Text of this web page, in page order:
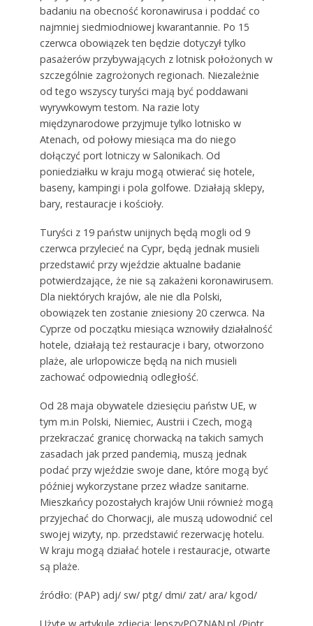
badaniu na obecność koronawirusa i poddać co
najmniej siedmiodniowej kwarantannie. Po 15
czerwca obowiązek ten będzie dotyczył tylko
pasażerów przybywających z lotnisk położonych w
szczególnie zagrożonych regionach. Niezależnie
od tego wszyscy turyści mają być poddawani
wyrywkowym testom. Na razie loty
międzynarodowe przyjmuje tylko lotnisko w
Atenach, od połowy miesiąca ma do niego
dołączyć port lotniczy w Salonikach. Od
poniedziałku w kraju mogą otwierać się hotele,
baseny, kampingi i pola golfowe. Działają sklepy,
bary, restauracje i kościoły.
Turyści z 19 państw unijnych będą mogli od 9
czerwca przylecieć na Cypr, będą jednak musieli
przedstawić przy wjeździe aktualne badanie
potwierdzające, że nie są zakażeni koronawirusem.
Dla niektórych krajów, ale nie dla Polski,
obowiązek ten zostanie zniesiony 20 czerwca. Na
Cyprze od początku miesiąca wznowiły działalność
hotele, działają też restauracje i bary, otworzono
plaże, ale urlopowicze będą na nich musieli
zachować odpowiednią odległość.
Od 28 maja obywatele dziesięciu państw UE, w
tym m.in Polski, Niemiec, Austrii i Czech, mogą
przekraczać granicę chorwacką na takich samych
zasadach jak przed pandemią, muszą jednak
podać przy wjeździe swoje dane, które mogą być
później wykorzystane przez władze sanitarne.
Mieszkańcy pozostałych krajów Unii również mogą
przyjechać do Chorwacji, ale muszą udowodnić cel
swojej wizyty, np. przedstawić rezerwację hotelu.
W kraju mogą działać hotele i restauracje, otwarte
są plaże.
źródło: (PAP) adj/ sw/ ptg/ dmi/ zat/ ara/ kgod/